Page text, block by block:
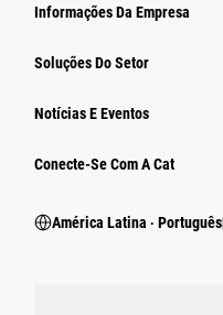
Informações Da Empresa
Soluções Do Setor
Notícias E Eventos
Conecte-Se Com A Cat
América Latina ‧ Português